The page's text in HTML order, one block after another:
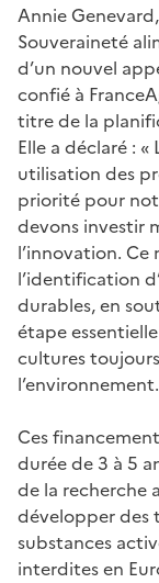
Annie
Souveraineté
d’un nouvel
confié à
titre de la
Elle a déclaré :
utilisation des
priorité pour
devons investir
l’innovation. Ce
l’identification
durables, en
étape
cultures
Ces
durée de 3 à 5
de la recherche
développer des
substances
interdites en